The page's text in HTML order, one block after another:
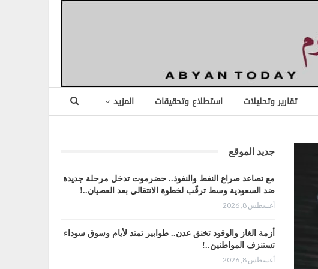
تقارير وتحليلات استطلاع وتحقيقات المزيد
جديد الموقع
مع تصاعد صراع النفط والنفوذ.. حضرموت تدخل مرحلة جديدة
ضد السعودية وسط ترقّب لخطوة الانتقالي بعد العصيان..!
أغسطس 8, 2026
أزمة الغاز والوقود تخنق عدن.. طوابير تمتد لأيام وسوق سوداء
تستنزف المواطنين..!
أغسطس 8, 2026